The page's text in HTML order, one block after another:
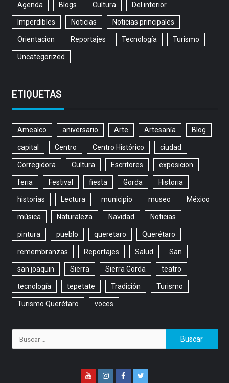
Agenda Blogs Cultura Del interior
Imperdibles Noticias Noticias principales
Orientacion Reportajes Tecnología Turismo
Uncategorized
ETIQUETAS
Amealco aniversario Arte Artesanía Blog
capital Centro Centro Histórico ciudad
Corregidora Cultura Escritores exposicion
feria Festival fiesta Gorda Historia
historias Lectura municipio museo México
música Naturaleza Navidad Noticias
pintura pueblo queretaro Querétaro
remembranzas Reportajes Salud San
san joaquin Sierra Sierra Gorda teatro
tecnología tepetate Tradición Turismo
Turismo Querétaro voces